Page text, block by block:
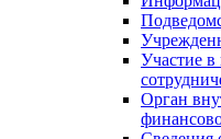
Участие
Орган